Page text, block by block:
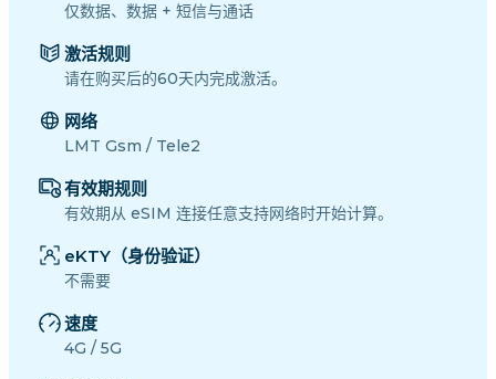
仅数据、数据 + 短信与通话
激活规则
请在购买后的60天内完成激活。
网络
LMT Gsm / Tele2
有效期规则
有效期从 eSIM 连接任意支持网络时开始计算。
eKTY（身份验证）
不需要
速度
4G / 5G